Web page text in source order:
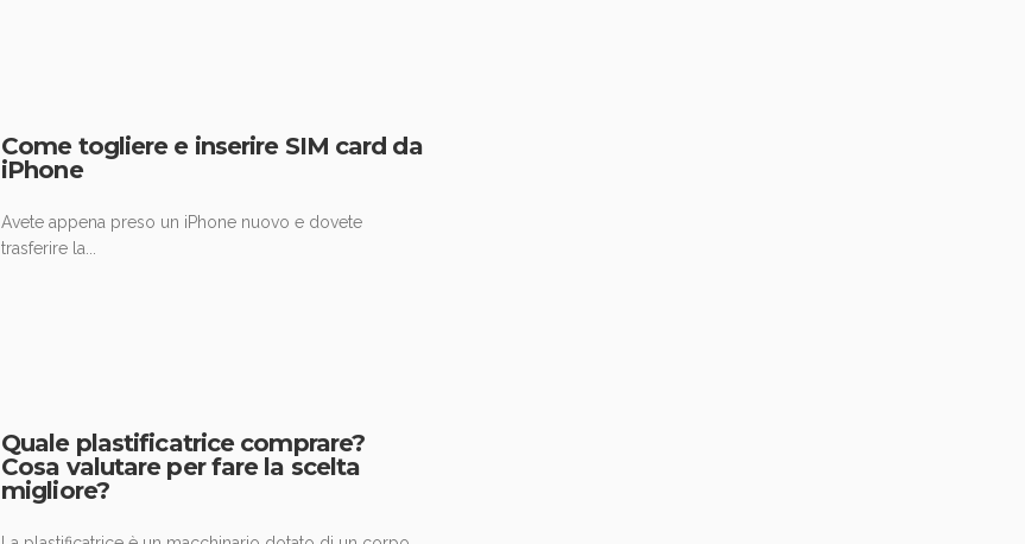
Come togliere e inserire SIM card da
iPhone
Avete appena preso un iPhone nuovo e dovete
trasferire la...
Quale plastificatrice comprare?
Cosa valutare per fare la scelta
migliore?